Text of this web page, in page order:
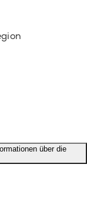
über die